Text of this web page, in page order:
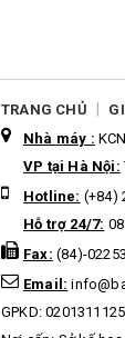
TRANG CHỦ
Nhà máy :
VP tại Hà Nội:
Hotline: (+84)
Hỗ trợ 24/7:
Fax: (84)-
Email:
GPKD: